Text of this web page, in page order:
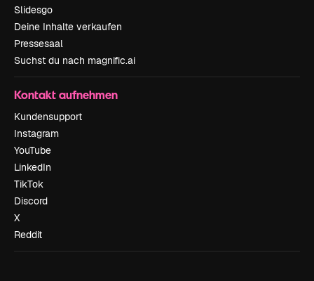
Slidesgo
Deine Inhalte verkaufen
Pressesaal
Suchst du nach magnific.ai
Kontakt aufnehmen
Kundensupport
Instagram
YouTube
LinkedIn
TikTok
Discord
X
Reddit